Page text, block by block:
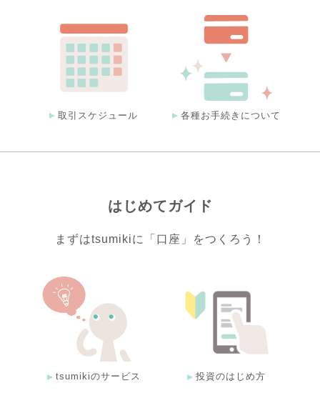
取引スケジュール 各種お手続きについて
はじめてガイド
まずはtsumikiに「口座」をつくろう！
tsumikiのサービス 投資のはじめ方